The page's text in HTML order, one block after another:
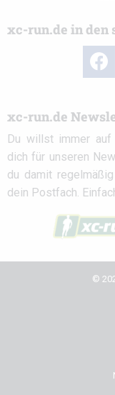
xc-run.de in den
xc-run.de
Du willst immer auf
dich für unseren
du damit
dein Postfach.
©